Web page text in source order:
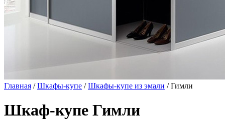
Главная /Шкафы-купе /Шкафы-купе из эмали / Гимли
Шкаф-купе Гимли